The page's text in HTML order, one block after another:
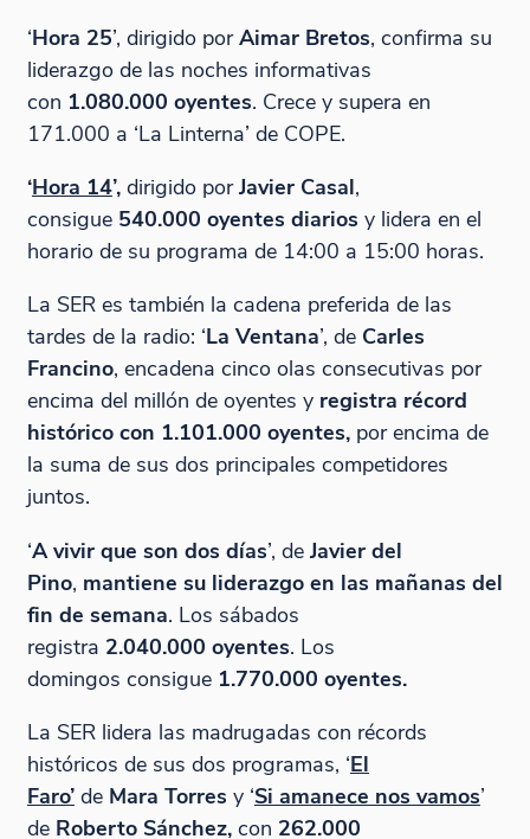
‘Hora 25’, dirigido porAimar Bretos, confirma su
liderazgo de las noches informativas
con 1.080.000 oyentes. Crece y supera en
171.000 a ‘La Linterna’ de COPE.
‘Hora 14’,dirigido porJavier Casal,
consigue 540.000 oyentes diarios y lidera en el
horario de su programa de 14:00 a 15:00 horas.
La SER es también la cadena preferida de las
tardes de la radio: ‘La Ventana’, de Carles
Francino, encadena cinco olas consecutivas por
encima del millón de oyentes y registra récord
histórico con 1.101.000 oyentes, por encima de
la suma de sus dos principales competidores
juntos.
‘A vivir que son dos días’, de Javier del
Pino, mantiene su liderazgo en las mañanas del
fin de semana. Los sábados
registra 2.040.000 oyentes. Los
domingos consigue 1.770.000 oyentes.
La SER lidera las madrugadas con récords
históricos de sus dos programas, ‘El
Faro’de Mara Torres y ‘Si amanece nos vamos’
de Roberto Sánchez, con 262.000